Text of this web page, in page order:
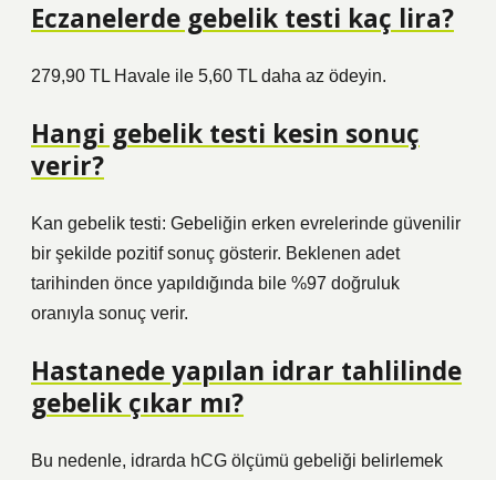
Eczanelerde gebelik testi kaç lira?
279,90 TL Havale ile 5,60 TL daha az ödeyin.
Hangi gebelik testi kesin sonuç
verir?
Kan gebelik testi: Gebeliğin erken evrelerinde güvenilir
bir şekilde pozitif sonuç gösterir. Beklenen adet
tarihinden önce yapıldığında bile %97 doğruluk
oranıyla sonuç verir.
Hastanede yapılan idrar tahlilinde
gebelik çıkar mı?
Bu nedenle, idrarda hCG ölçümü gebeliği belirlemek